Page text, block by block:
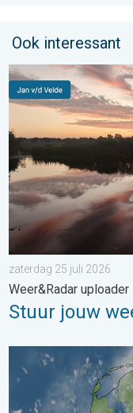
Ook interessant
Stuur jouw weerfoto
zaterdag 25 juli 2026
Weer&Radar uploader
Stuur jouw
Fraai zomerweer